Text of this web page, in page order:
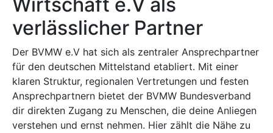
verlässlicher Partner
Der BVMW e.V hat sich als zentraler Ansprechpartner
für den deutschen Mittelstand etabliert. Mit einer
klaren Struktur, regionalen Vertretungen und festen
Ansprechpartnern bietet der BVMW Bundesverband
dir direkten Zugang zu Menschen, die deine Anliegen
verstehen und ernst nehmen. Hier zählt die Nähe zu